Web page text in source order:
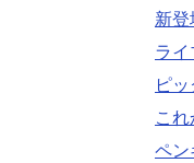
新登
ライ
ピ
こ
ペン